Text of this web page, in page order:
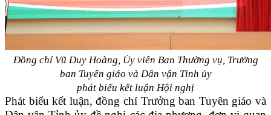
Đồng chí Vũ Duy Hoàng, Ủy viên Ban Thường vụ, Trưởng
ban Tuyên giáo và Dân vận Tỉnh ủy
phát biểu kết luận Hội nghị
Phát biểu kết luận, đồng chí Trưởng ban Tuyên giáo và